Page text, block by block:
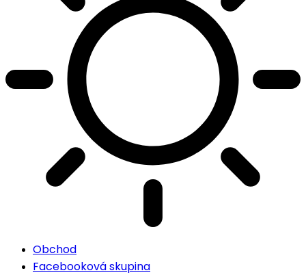
Obchod
Facebooková skupina